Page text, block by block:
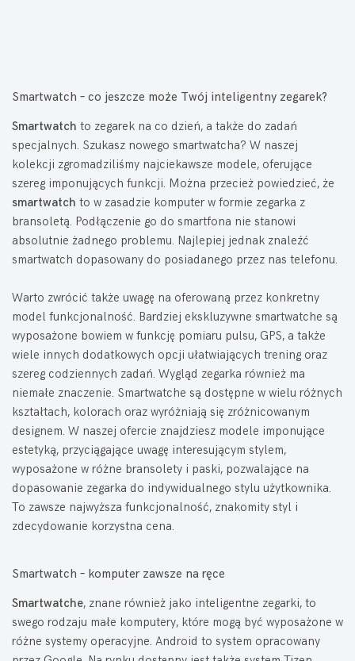
Smartwatch – co jeszcze może Twój inteligentny zegarek?
Smartwatch to zegarek na co dzień, a także do zadań
specjalnych. Szukasz nowego smartwatcha? W naszej
kolekcji zgromadziliśmy najciekawsze modele, oferujące
szereg imponujących funkcji. Można przecież powiedzieć, że
smartwatch to w zasadzie komputer w formie zegarka z
bransoletą. Podłączenie go do smartfona nie stanowi
absolutnie żadnego problemu. Najlepiej jednak znaleźć
smartwatch dopasowany do posiadanego przez nas telefonu.
Warto zwrócić także uwagę na oferowaną przez konkretny
model funkcjonalność. Bardziej ekskluzywne smartwatche są
wyposażone bowiem w funkcję pomiaru pulsu, GPS, a także
wiele innych dodatkowych opcji ułatwiających trening oraz
szereg codziennych zadań. Wygląd zegarka również ma
niemałe znaczenie. Smartwatche są dostępne w wielu różnych
kształtach, kolorach oraz wyróżniają się zróżnicowanym
designem. W naszej ofercie znajdziesz modele imponujące
estetyką, przyciągające uwagę interesującym stylem,
wyposażone w różne bransolety i paski, pozwalające na
dopasowanie zegarka do indywidualnego stylu użytkownika.
To zawsze najwyższa funkcjonalność, znakomity styl i
zdecydowanie korzystna cena.
Smartwatch – komputer zawsze na ręce
Smartwatche, znane również jako inteligentne zegarki, to
swego rodzaju małe komputery, które mogą być wyposażone w
różne systemy operacyjne. Android to system opracowany